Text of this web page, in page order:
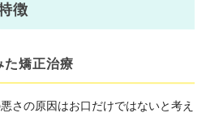
徴
た矯正治療
さの原因はお口だけではないと考え